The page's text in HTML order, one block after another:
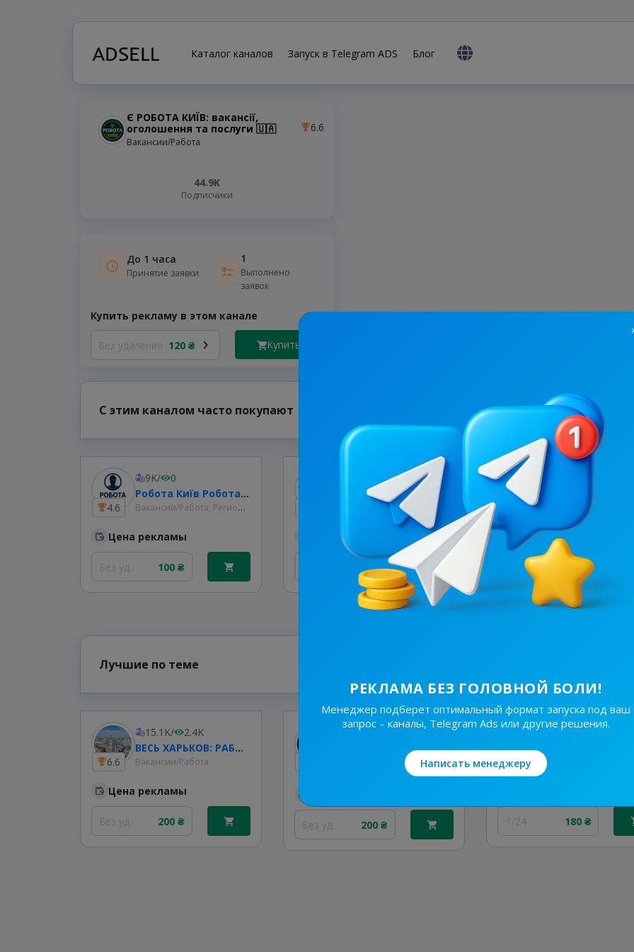
Каталог каналов Запуск в Telegram ADS Блог
Є РОБОТА КИЇВ: вакансії,
оголошення та послуги 🇺🇦
Вакансии/Работа
6.6
44.9K
Подписчики
До 1 часа
Принятие заявки
1
Выполнено
заявок
Купить рекламу в этом канале
Без удаления 120 ₴ Купить
С этим каналом часто покупают
4.6
9K/
0
Робота Київ Робота Киев Київ Підробіток | Вакансії Київ Вакансии Киев | Work Kyiv Work Kiev Подработка Киев
Вакансии/Работа, Региональные
Цена рекламы
Без уд.. 100 ₴
0
Цена рекламы
40 ₴
6.6 Вакансии/Работа
Цена рекламы
20/24 89 ₴
Лучшие по теме
6.6
15.1K/
2.4K
ВЕСЬ ХАРЬКОВ: РАБОТА В ХАРЬКОВЕ & УСЛУГИ
Вакансии/Работа
Цена рекламы
Без уд.. 200 ₴
24.8K
РАБОТА 🌶 ХАРЬКОВ 🇺🇦
Вакансии/Работа
Без уд.. 200 ₴
6.1
6.7K
Вакансии/Работа
1/24 180 ₴
РЕКЛАМА БЕЗ ГОЛОВНОЙ БОЛИ!
Менеджер подберет оптимальный формат запуска под ваш
запрос – каналы, Telegram Ads или другие решения.
Написать менеджеру